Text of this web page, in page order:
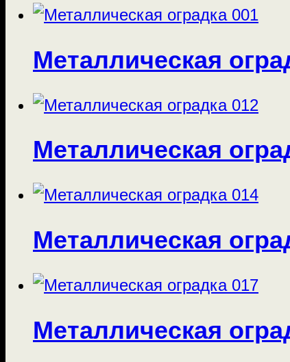
Металлическая
Металлическая
Металлическая
Металлическая